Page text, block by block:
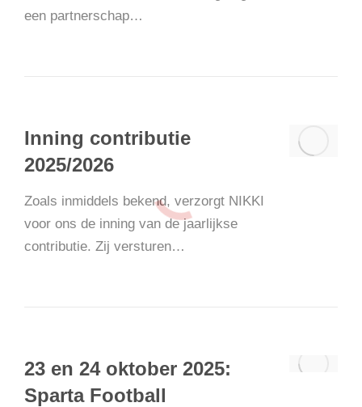
een partnerschap…
Inning contributie
2025/2026
Zoals inmiddels bekend, verzorgt NIKKI
voor ons de inning van de jaarlijkse
contributie. Zij versturen…
23 en 24 oktober 2025:
Sparta Football